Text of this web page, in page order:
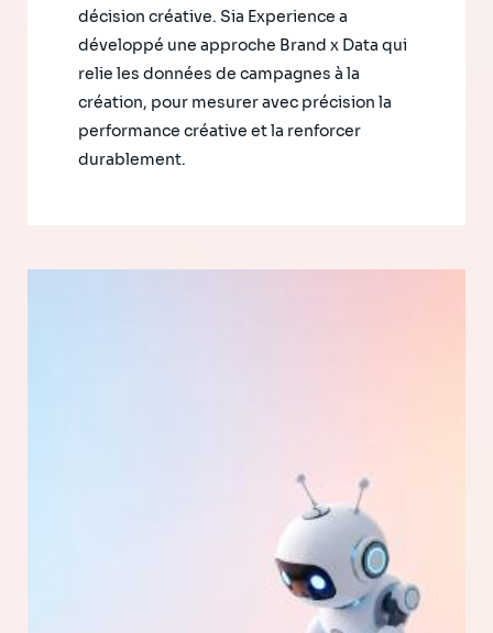
décision créative. Sia Experience a
développé une approche Brand x Data qui
relie les données de campagnes à la
création, pour mesurer avec précision la
performance créative et la renforcer
durablement.